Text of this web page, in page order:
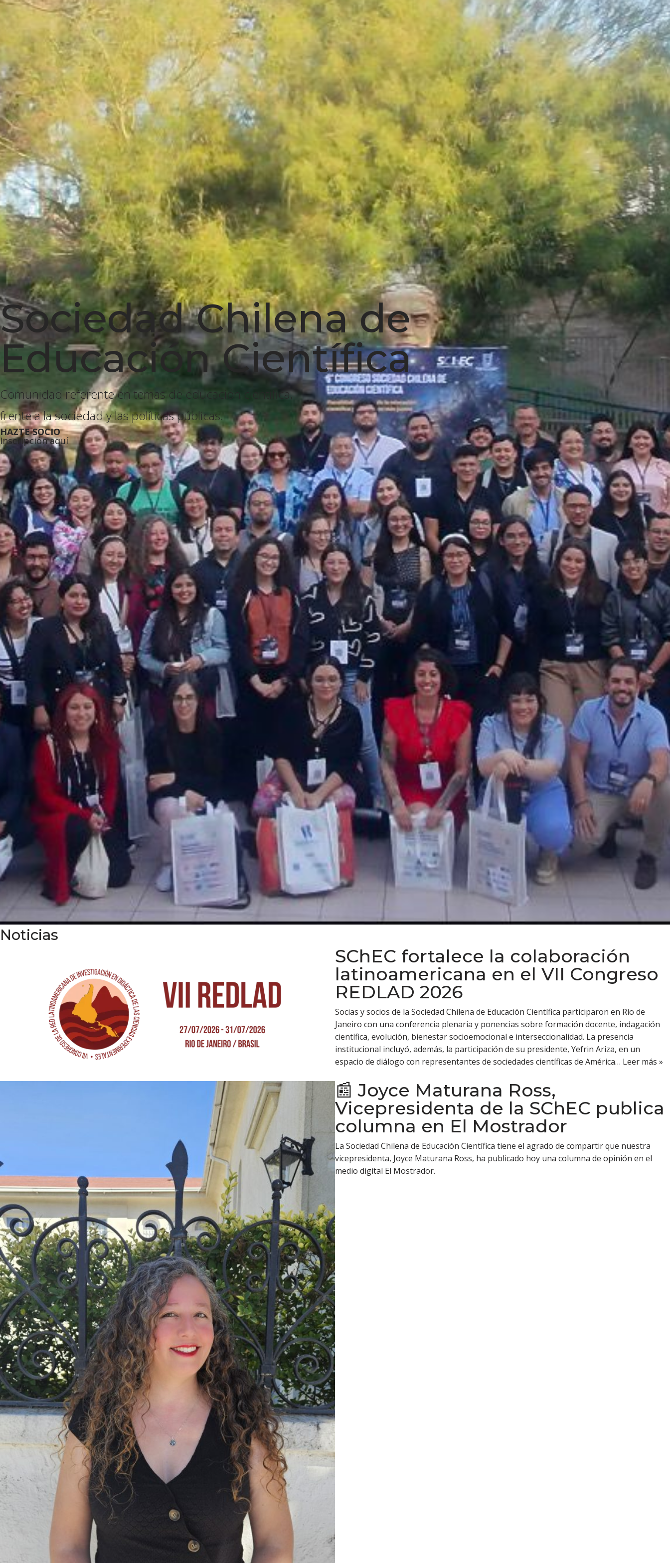
Sociedad Chilena de
Educación Científica
Comunidad referente en temas de educación científica,
frente a la sociedad y las políticas públicas.
HAZTE SOCIO
Inscripción aquí
Noticias
SChEC fortalece la colaboración
latinoamericana en el VII Congreso
REDLAD 2026
Socias y socios de la Sociedad Chilena de Educación Científica participaron en Río de
Janeiro con una conferencia plenaria y ponencias sobre formación docente, indagación
científica, evolución, bienestar socioemocional e interseccionalidad. La presencia
institucional incluyó, además, la participación de su presidente, Yefrin Ariza, en un
espacio de diálogo con representantes de sociedades científicas de América… Leer más »
📰 Joyce Maturana Ross,
Vicepresidenta de la SChEC publica
columna en El Mostrador
La Sociedad Chilena de Educación Científica tiene el agrado de compartir que nuestra
vicepresidenta, Joyce Maturana Ross, ha publicado hoy una columna de opinión en el
medio digital El Mostrador.